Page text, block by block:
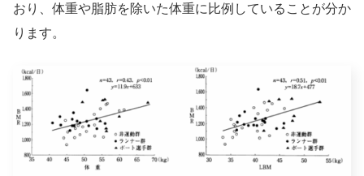
おり、体重や脂肪を除いた体重に比例していることが分か
ります。